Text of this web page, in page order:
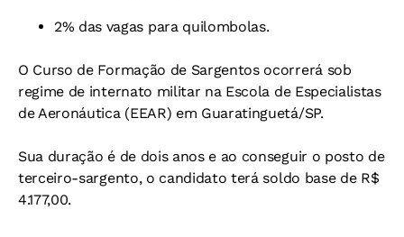
2% das vagas para quilombolas.
O Curso de Formação de Sargentos ocorrerá sob
regime de internato militar na Escola de Especialistas
de Aeronáutica (EEAR) em Guaratinguetá/SP.
Sua duração é de dois anos e ao conseguir o posto de
terceiro-sargento, o candidato terá soldo base de R$
4.177,00.